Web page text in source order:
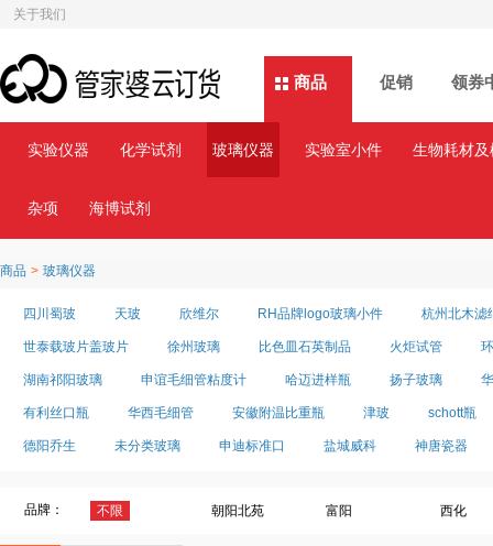
关于我们
商品
实验仪器 化学试剂 玻璃仪器 实验室小件 生物耗材
杂项 海博试剂
商品 促销 领券
商品 > 玻璃仪器
四川蜀玻 天玻 欣维尔 RH品牌logo玻璃小件 杭州北木滤
世泰载玻片盖玻片 徐州玻璃 比色皿石英制品 火炬试管
湖南祁阳玻璃 申谊毛细管粘度计 哈迈进样瓶 扬子玻璃
有利丝口瓶 华西毛细管 安徽附温比重瓶 津玻 schott瓶
德阳乔生 未分类玻璃 申迪标准口 盐城威科 神唐瓷器
品牌： 不限 朝阳北苑 富阳 西化